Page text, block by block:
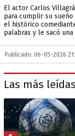
El actor Carlos
para cumplir su
el histórico
palabras y le sacó una
Publicado: 06-05-2026
Las más leídas